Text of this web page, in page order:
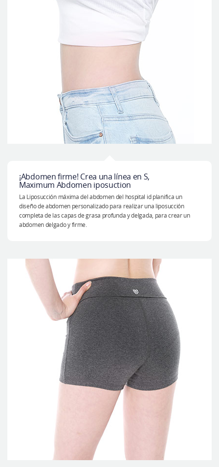
¡Abdomen firme! Crea una línea en S,
Maximum Abdomen iposuction
La Liposucción máxima del abdomen del hospital id planifica un
diseño de abdomen personalizado para realizar una liposucción
completa de las capas de grasa profunda y delgada, para crear un
abdomen delgado y firme.